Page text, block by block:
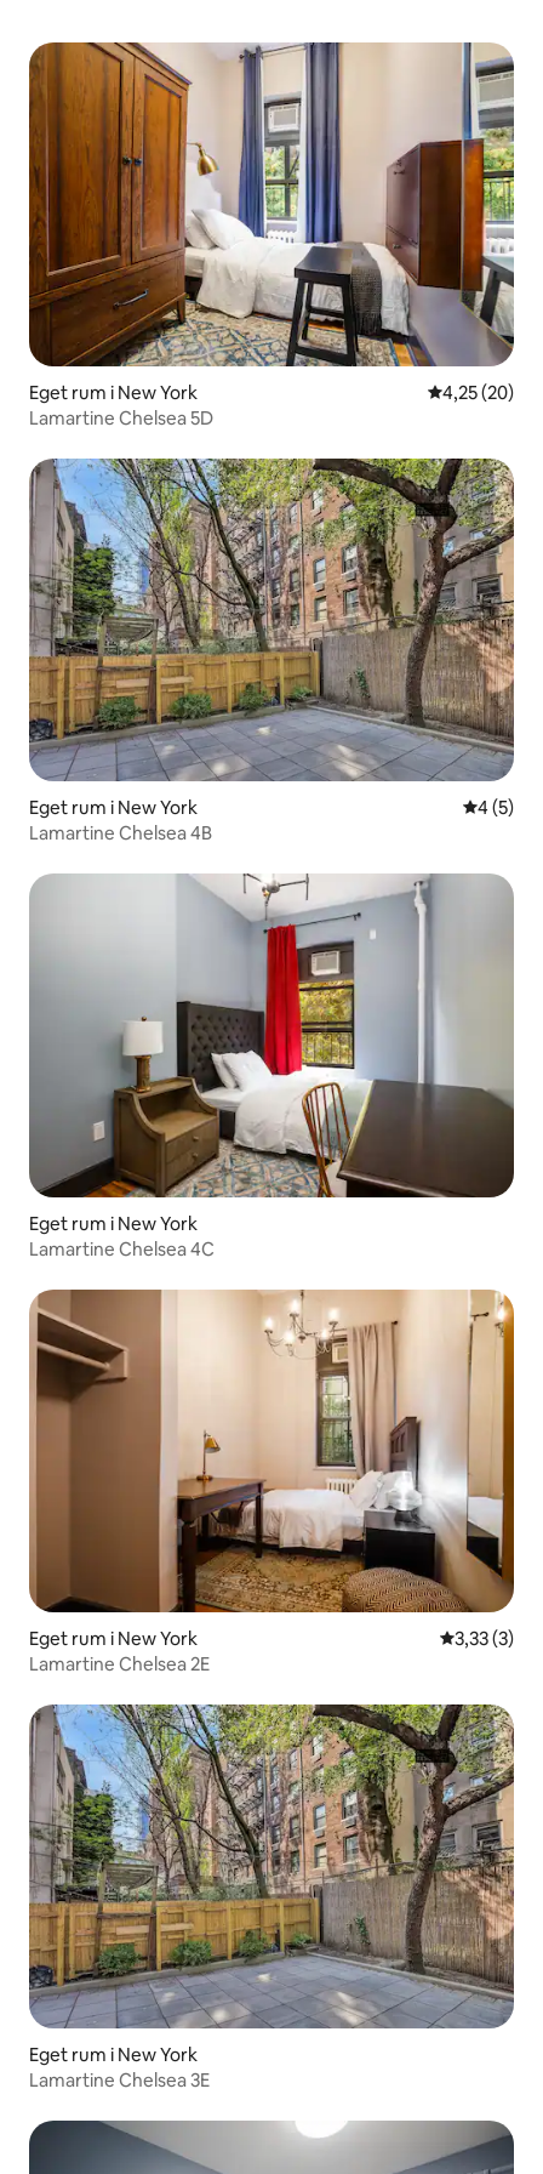
Eget rum i New York 4,25 av 5 i
4,25 (20)
Lamartine Chelsea 5D
Eget rum i New York 4 av 5 i
4 (5)
Lamartine Chelsea 4B
Eget rum i New York
Lamartine Chelsea 4C
Eget rum i New York 3,33 av 5 i
3,33 (3)
Lamartine Chelsea 2E
Eget rum i New York
Lamartine Chelsea 3E